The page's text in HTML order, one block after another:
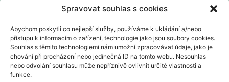
Spravovat souhlas s cookies
Abychom poskytli co nejlepší služby, používáme k ukládání a/nebo
přístupu k informacím o zařízení, technologie jako jsou soubory cookies.
Souhlas s těmito technologiemi nám umožní zpracovávat údaje, jako je
chování při procházení nebo jedinečná ID na tomto webu. Nesouhlas
nebo odvolání souhlasu může nepříznivě ovlivnit určité vlastnosti a
funkce.
Odborní garanti:
Prof. MUDr. Eva Kubala Havrdová, CSc.
Prim. MUDr. Marta Vachová
Web provozuje: